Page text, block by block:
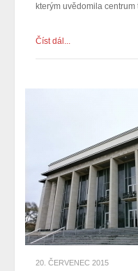
kterým uvědomila
Číst dál...
20. ČERVENEC 2015